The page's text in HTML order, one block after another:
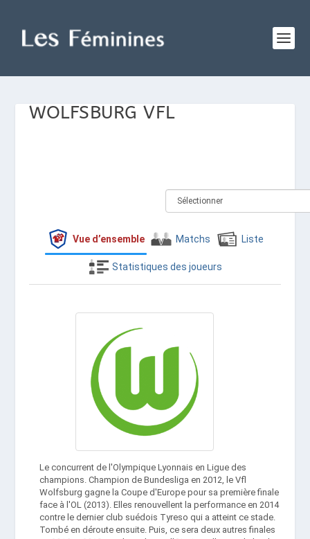
WOLFSBURG VFL
Vue d’ensemble Matchs Liste
Statistiques des joueurs
Le concurrent de l'Olympique Lyonnais en Ligue des
champions. Champion de Bundesliga en 2012, le Vfl
Wolfsburg gagne la Coupe d'Europe pour sa première finale
face à l'OL (2013). Elles renouvellent la performance en 2014
contre le dernier club suédois Tyreso qui a atteint ce stade.
Tombé en déroute ensuite. Puis, ce sera deux autres finales